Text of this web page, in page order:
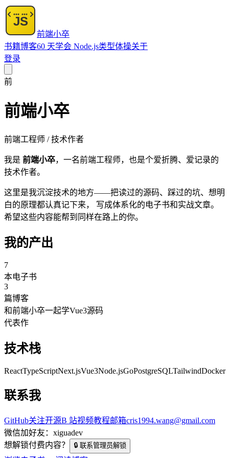
前端小卒
书籍博客60 天学会 Node.js类型体操关于
登录
前
前端小卒
前端工程师 / 技术作者
我是 前端小卒，一名前端工程师，也是个爱折腾、爱记录的
技术作者。
这里是我沉淀技术的地方——把读过的源码、踩过的坑、想明
白的原理都认真记下来， 写成体系化的电子书和实战文章。
希望这些内容能帮到同样在路上的你。
我的产出
7
本电子书
3
篇博客
和前端小卒一起学Vue3源码
代表作
技术栈
ReactTypeScriptNext.jsVue3Node.jsGoPostgreSQLTailwindDocker
联系我
GitHub关注开源B 站视频教程邮箱cris1994.wang@gmail.com
微信加好友：xiguadev
想解锁付费内容？
🔒 联系管理员解锁